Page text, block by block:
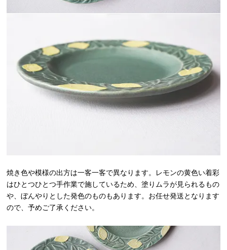
焼き色や模様の出方は一客一客で異なります。レモンの黄色い着彩
はひとつひとつ手作業で施しているため、塗りムラが見られるもの
や、ぼんやりとした発色のものもあります。お任せ発送となります
ので、予めご了承ください。